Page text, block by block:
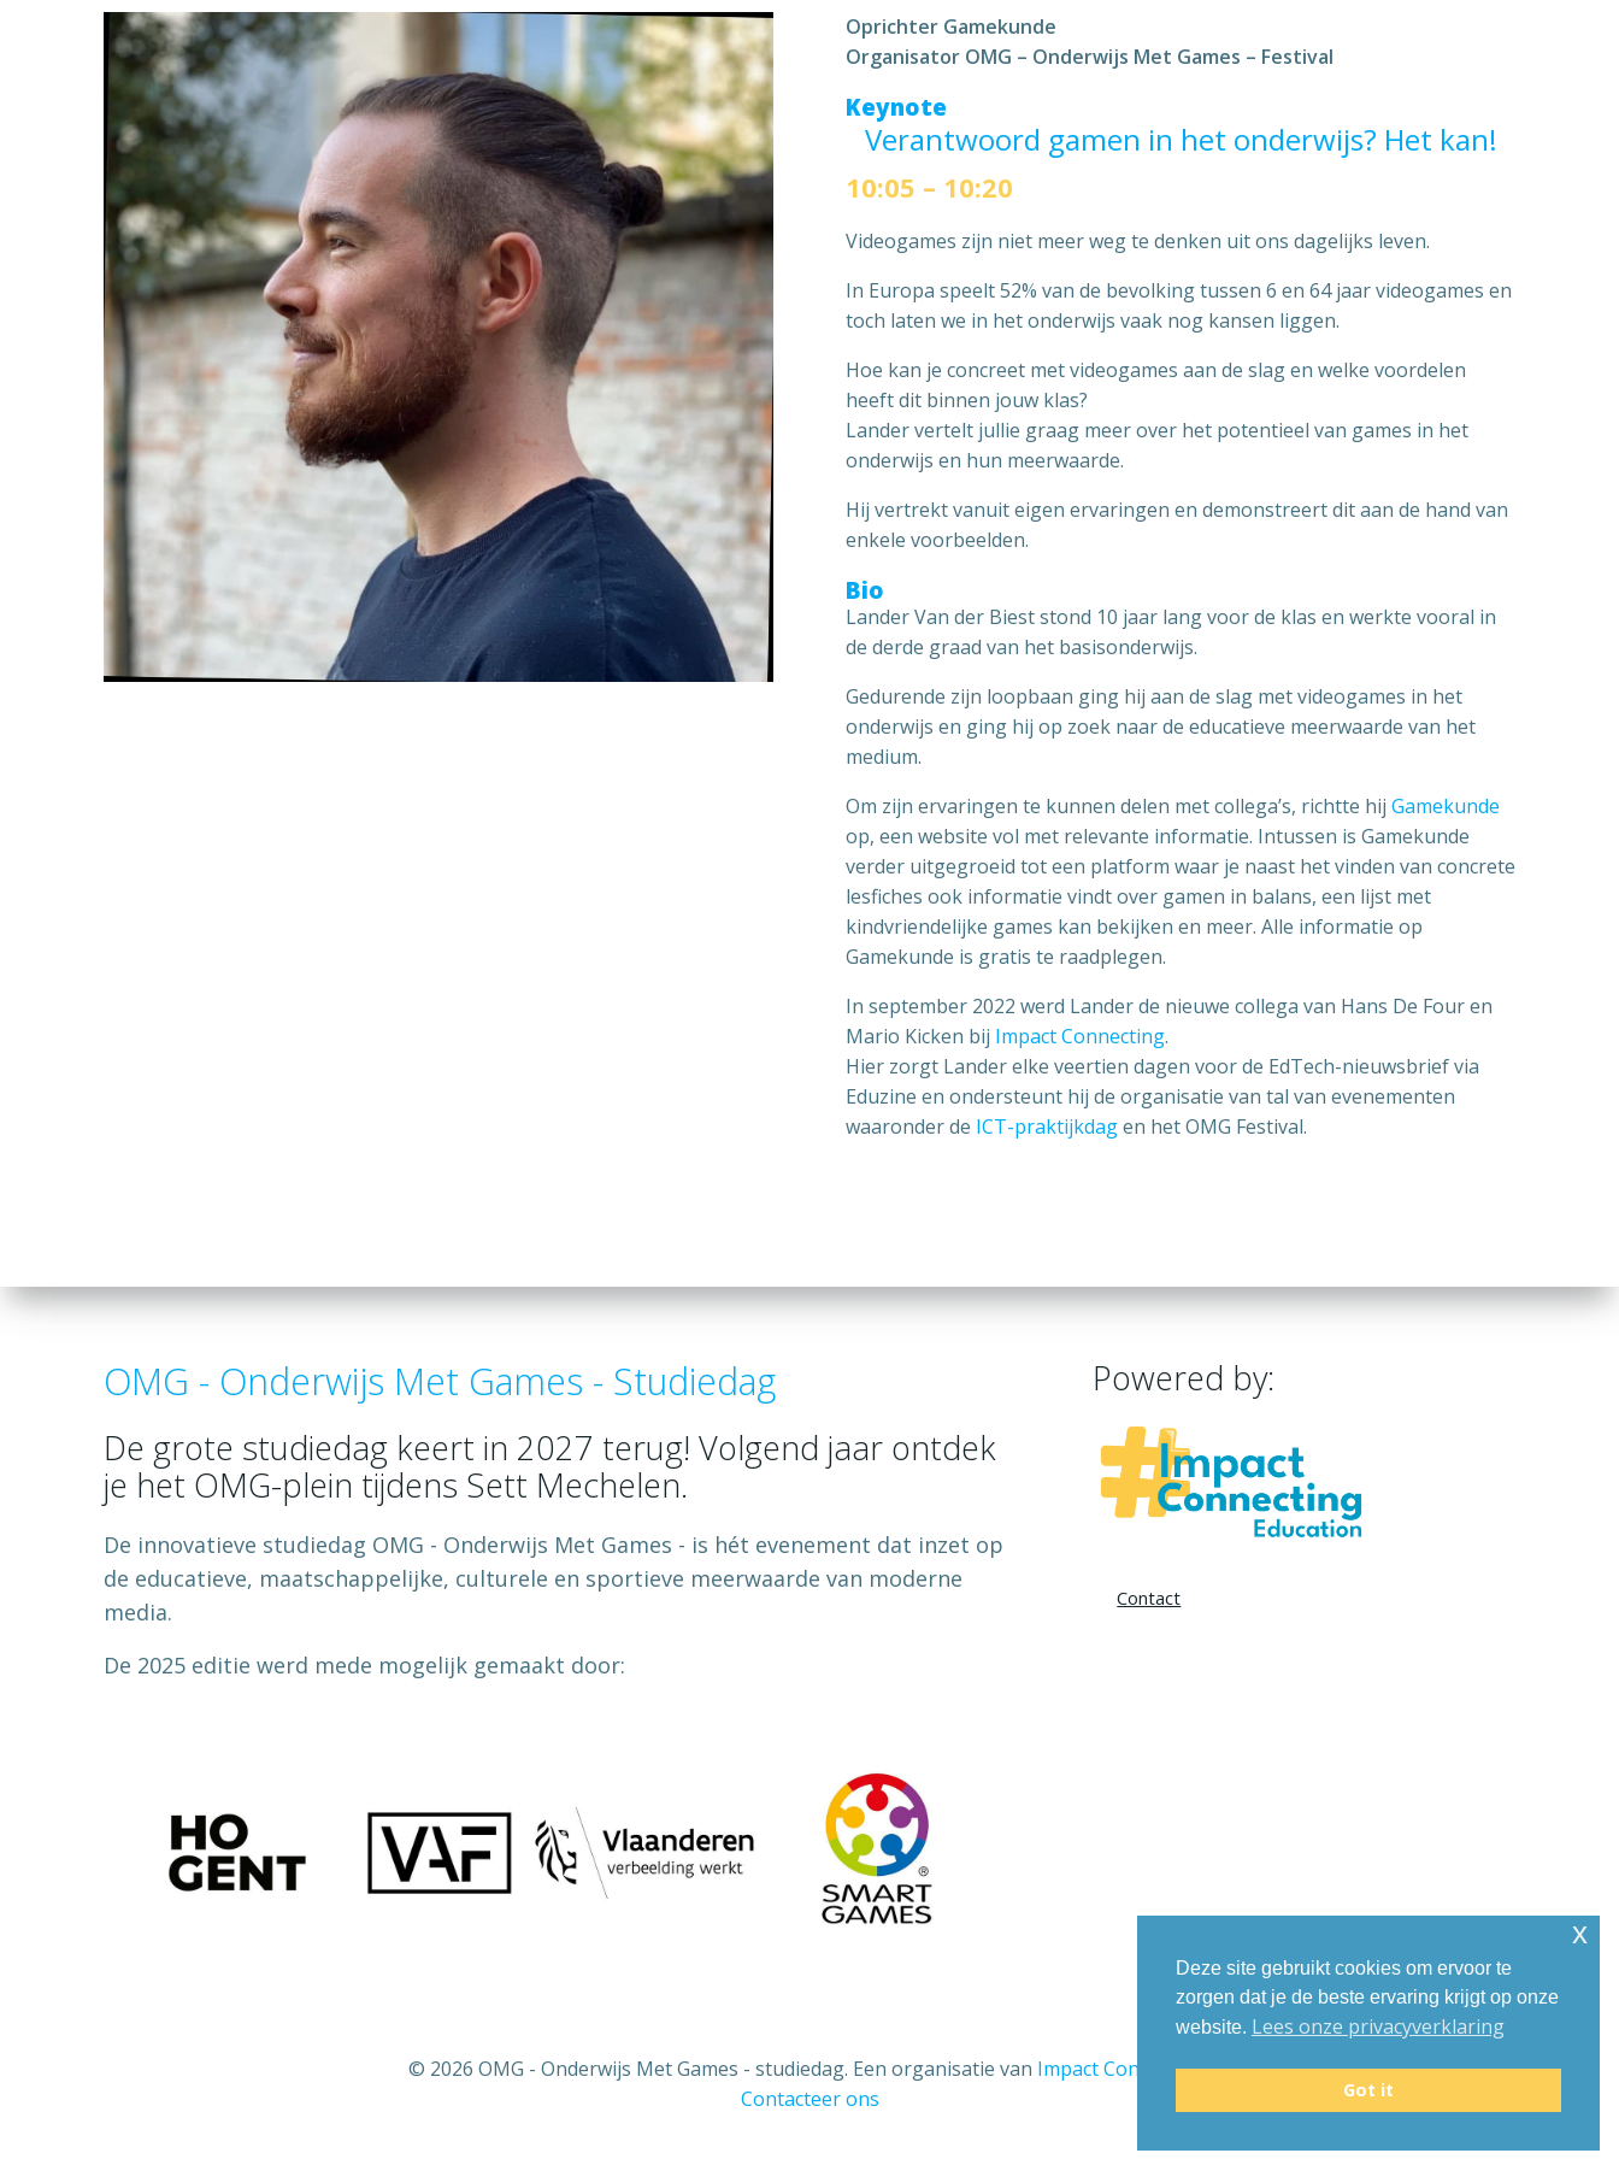
Oprichter Gamekunde
Organisator OMG – Onderwijs Met Games – Festival
Keynote
Verantwoord gamen in het onderwijs? Het kan!
10:05 – 10:20
Videogames zijn niet meer weg te denken uit ons dagelijks leven.
In Europa speelt 52% van de bevolking tussen 6 en 64 jaar videogames en
toch laten we in het onderwijs vaak nog kansen liggen.
Hoe kan je concreet met videogames aan de slag en welke voordelen
heeft dit binnen jouw klas?
Lander vertelt jullie graag meer over het potentieel van games in het
onderwijs en hun meerwaarde.
Hij vertrekt vanuit eigen ervaringen en demonstreert dit aan de hand van
enkele voorbeelden.
Bio
Lander Van der Biest stond 10 jaar lang voor de klas en werkte vooral in
de derde graad van het basisonderwijs.
Gedurende zijn loopbaan ging hij aan de slag met videogames in het
onderwijs en ging hij op zoek naar de educatieve meerwaarde van het
medium.
Om zijn ervaringen te kunnen delen met collega’s, richtte hij Gamekunde
op, een website vol met relevante informatie. Intussen is Gamekunde
verder uitgegroeid tot een platform waar je naast het vinden van concrete
lesfiches ook informatie vindt over gamen in balans, een lijst met
kindvriendelijke games kan bekijken en meer. Alle informatie op
Gamekunde is gratis te raadplegen.
In september 2022 werd Lander de nieuwe collega van Hans De Four en
Mario Kicken bij Impact Connecting.
Hier zorgt Lander elke veertien dagen voor de EdTech-nieuwsbrief via
Eduzine en ondersteunt hij de organisatie van tal van evenementen
waaronder de ICT-praktijkdagen het OMG Festival.
OMG - Onderwijs Met Games - Studiedag
De grote studiedag keert in 2027 terug! Volgend jaar ontdek
je het OMG-plein tijdens Sett Mechelen.
De innovatieve studiedag OMG - Onderwijs Met Games - is hét evenement dat inzet op
de educatieve, maatschappelijke, culturele en sportieve meerwaarde van moderne
media.
De 2025 editie werd mede mogelijk gemaakt door:
Powered by:
Contact
© 2026 OMG - Onderwijs Met Games - studiedag. Een organisatie van Impact Connecting.
Contacteer ons
Deze site gebruikt cookies om ervoor te
zorgen dat je de beste ervaring krijgt op onze
website. Lees onze privacyverklaring
Got it
x